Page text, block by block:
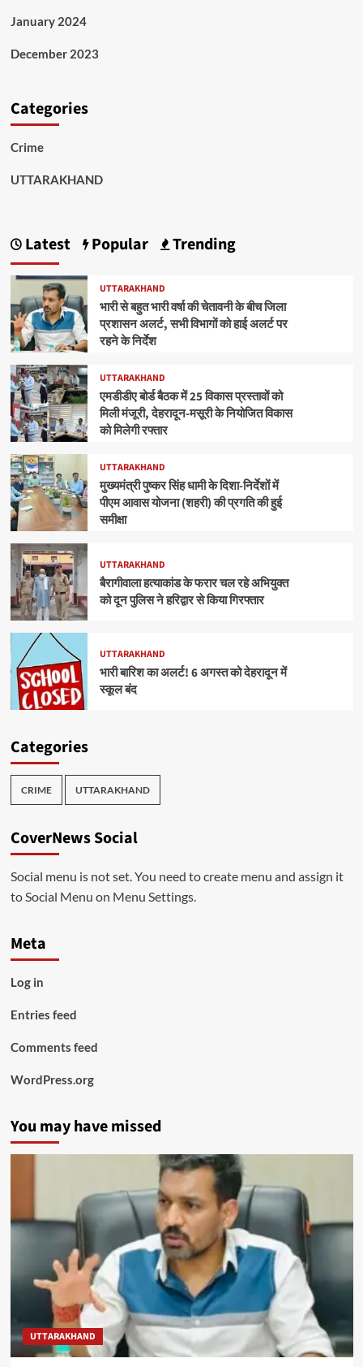
January 2024
December 2023
Categories
Crime
UTTARAKHAND
Latest Popular Trending
UTTARAKHAND
भारी से बहुत भारी वर्षा की चेतावनी के बीच जिला
प्रशासन अलर्ट, सभी विभागों को हाई अलर्ट पर
रहने के निर्देश
UTTARAKHAND
एमडीडीए बोर्ड बैठक में 25 विकास प्रस्तावों को
मिली मंजूरी, देहरादून-मसूरी के नियोजित विकास
को मिलेगी रफ्तार
UTTARAKHAND
मुख्यमंत्री पुष्कर सिंह धामी के दिशा-निर्देशों में
पीएम आवास योजना (शहरी) की प्रगति की हुई
समीक्षा
UTTARAKHAND
बैरागीवाला हत्याकांड के फरार चल रहे अभियुक्त
को दून पुलिस ने हरिद्वार से किया गिरफ्तार
UTTARAKHAND
भारी बारिश का अलर्ट! 6 अगस्त को देहरादून में
स्कूल बंद
Categories
CRIME UTTARAKHAND
CoverNews Social
Social menu is not set. You need to create menu and assign it
to Social Menu on Menu Settings.
Meta
Log in
Entries feed
Comments feed
WordPress.org
You may have missed
UTTARAKHAND